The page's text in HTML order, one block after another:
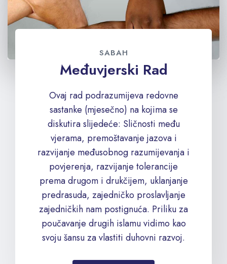
SABAH
Međuvjerski Rad
Ovaj rad podrazumijeva redovne
sastanke (mjesečno) na kojima se
diskutira slijedeće: Sličnosti među
vjerama, premoštavanje jazova i
razvijanje međusobnog razumijevanja i
povjerenja, razvijanje tolerancije
prema drugom i drukčijem, uklanjanje
predrasuda, zajedničko proslavljanje
zajedničkih nam postignuća. Priliku za
poučavanje drugih islamu vidimo kao
svoju šansu za vlastiti duhovni razvoj.